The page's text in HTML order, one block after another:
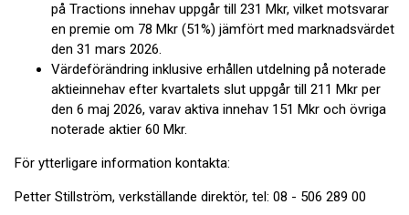
på Tractions innehav uppgår till 231 Mkr, vilket motsvarar
en premie om 78 Mkr (51%) jämfört med marknadsvärdet
den 31 mars 2026.
Värdeförändring inklusive erhållen utdelning på noterade
aktieinnehav efter kvartalets slut uppgår till 211 Mkr per
den 6 maj 2026, varav aktiva innehav 151 Mkr och övriga
noterade aktier 60 Mkr.
För ytterligare information kontakta:
Petter Stillström, verkställande direktör, tel: 08 - 506 289 00